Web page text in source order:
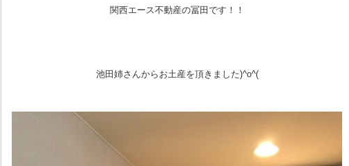
関西エース不動産の冨田です！！
池田姉さんからお土産を頂きました)^o^(